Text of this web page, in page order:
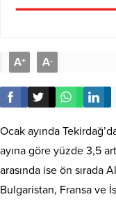
A+ A-
Ocak ayında
ayına göre yüzde 3,5
arasında ise ön sırada
Bulgaristan, Fransa ve